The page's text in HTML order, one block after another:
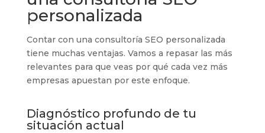
personalizada
Contar con una consultoría SEO personalizada
tiene muchas ventajas. Vamos a repasar las más
relevantes para que veas por qué cada vez más
empresas apuestan por este enfoque.
Diagnóstico profundo de tu
situación actual